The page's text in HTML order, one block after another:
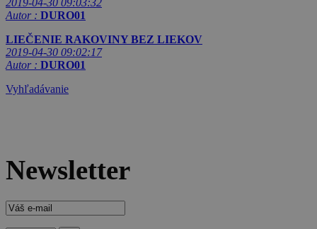
Autor : DURO01
LIEČENIE RAKOVINY BEZ LIEKOV
2019-04-30 09:02:17
Autor : DURO01
Vyhľadávanie
Newsletter